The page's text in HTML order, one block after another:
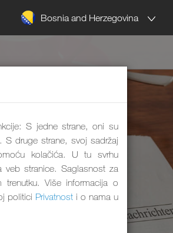
Bosnia and Herzegovina
S jedne strane, oni su
S druge strane, svoj sadržaj
kolačića. U tu svrhu
veb stranice. Saglasnost za
Više informacija o
politici Privatnosti o nama u